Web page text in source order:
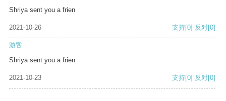
Shriya sent you a frien
2021-10-26 支持[0] 反对[0]
游客
Shriya sent you a frien
2021-10-23 支持[0] 反对[0]